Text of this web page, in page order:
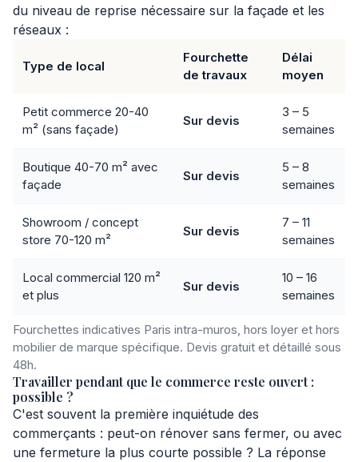
du niveau de reprise nécessaire sur la façade et les
réseaux :
Type de local
Fourchette
de travaux
Délai
moyen
Petit commerce 20-40
m² (sans façade)
Sur devis
3 – 5
semaines
Boutique 40-70 m² avec
façade
Sur devis
5 – 8
semaines
Showroom / concept
store 70-120 m²
Sur devis
7 – 11
semaines
Local commercial 120 m²
et plus
Sur devis
10 – 16
semaines
Fourchettes indicatives Paris intra-muros, hors loyer et hors
mobilier de marque spécifique. Devis gratuit et détaillé sous
48h.
Travailler pendant que le commerce reste ouvert :
possible ?
C'est souvent la première inquiétude des
commerçants : peut-on rénover sans fermer, ou avec
une fermeture la plus courte possible ? La réponse